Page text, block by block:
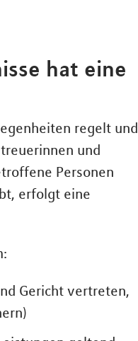
hat eine
regelt und
und
Personen
erfolgt eine
Gericht vertreten,